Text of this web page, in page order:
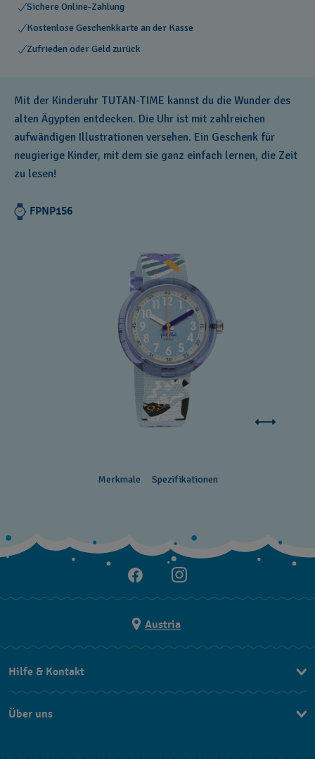
Sichere Online-Zahlung
Kostenlose Geschenkkarte an der Kasse
Zufrieden oder Geld zurück
Mit der Kinderuhr TUTAN-TIME kannst du die Wunder des
alten Ägypten entdecken. Die Uhr ist mit zahlreichen
aufwändigen Illustrationen versehen. Ein Geschenk für
neugierige Kinder, mit dem sie ganz einfach lernen, die Zeit
zu lesen!
FPNP156
Merkmale Spezifikationen
Austria
Hilfe & Kontakt
Über uns